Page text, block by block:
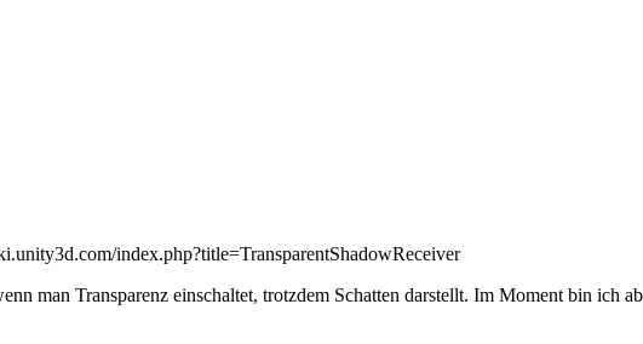
index.php?title=TransparentShadowReceiver
man Transparenz einschaltet, trotzdem Schatten darstellt. Im Moment bin ich